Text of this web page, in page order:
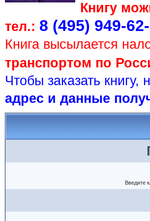
Книгу
тел.: 8 (495) 949-
Книга высылается
транспортом по
Чтобы заказать
адрес и данные
Введите